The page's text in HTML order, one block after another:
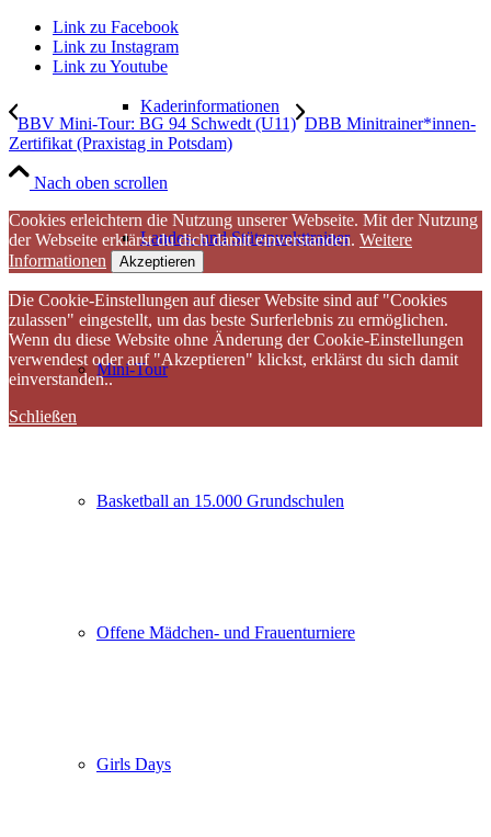
Kaderinformationen
Landes- und Stützpunkttrainer
Mini-Tour
Basketball an 15.000 Grundschulen
Offene Mädchen- und Frauenturniere
Girls Days
Link zu Facebook
Link zu Instagram
Link zu Youtube
BBV Mini-Tour: BG 94 Schwedt (U11) DBB Minitrainer*innen-
Zertifikat (Praxistag in Potsdam)
Nach oben scrollen
Cookies erleichtern die Nutzung unserer Webseite. Mit der Nutzung
der Webseite erklärst du dich damit einverstanden. Weitere
Informationen
Akzeptieren
Die Cookie-Einstellungen auf dieser Website sind auf "Cookies
zulassen" eingestellt, um das beste Surferlebnis zu ermöglichen.
Wenn du diese Website ohne Änderung der Cookie-Einstellungen
verwendest oder auf "Akzeptieren" klickst, erklärst du sich damit
einverstanden..
Schließen